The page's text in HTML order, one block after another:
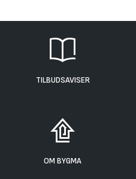
TILBUDSAVISER
OM BYGMA